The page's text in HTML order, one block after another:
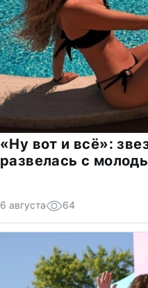
«Ну вот и всё»:
развелась с
6 августа 64